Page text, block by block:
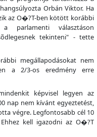
Orbán Viktor. Ha
az O�?T-ben kötött korábbi
parlamenti választáson
tekinteni" - tette
megállapodásokat nem
a 2/3-os eredmény erre
képvisel legyen az
nap nem kívánt egyeztetést,
végre. Legfontosabb cél 10
kell igazodni az O�?T